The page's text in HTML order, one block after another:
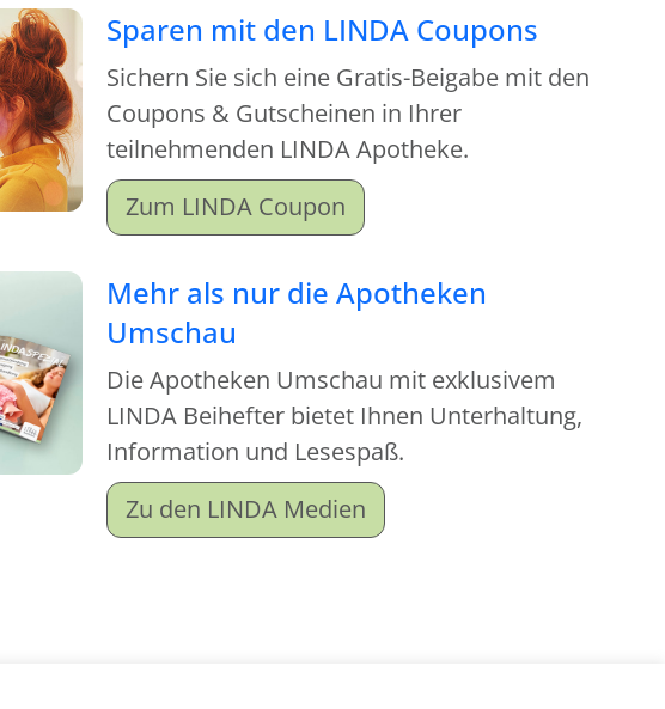
Sparen mit den LINDA Coupons
Sichern Sie sich eine Gratis-Beigabe mit den
Coupons & Gutscheinen in Ihrer
teilnehmenden LINDA Apotheke.
Zum LINDA Coupon
Mehr als nur die Apotheken
Umschau
Die Apotheken Umschau mit exklusivem
LINDA Beihefter bietet Ihnen Unterhaltung,
Information und Lesespaß.
Zu den LINDA Medien